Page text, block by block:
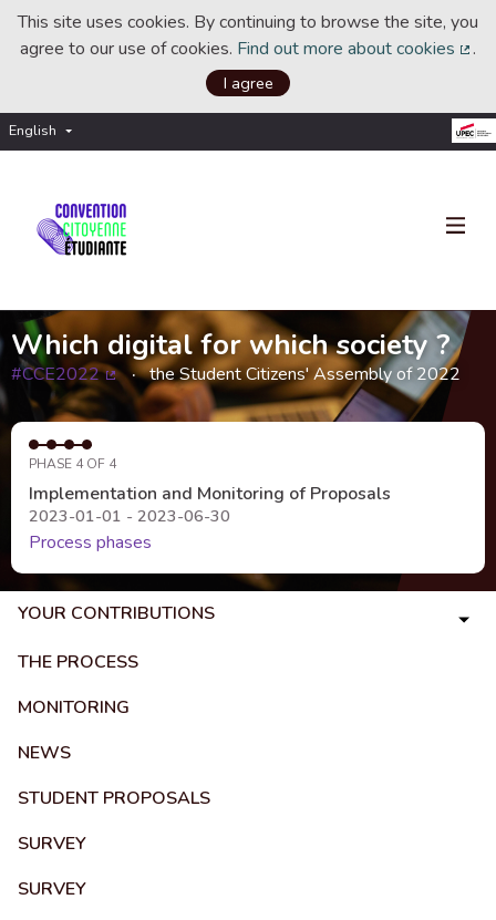
This site uses cookies. By continuing to browse the site, you
agree to our use of cookies. Find out more about cookies .
I agree
English Choisir la langue
Which digital for which society ?
#CCE2022
(External link)
the Student Citizens' Assembly of 2022
PHASE 4 OF 4
Implementation and Monitoring of Proposals
2023-01-01 - 2023-06-30
Process phases
YOUR CONTRIBUTIONS
THE PROCESS
MONITORING
NEWS
STUDENT PROPOSALS
SURVEY
SURVEY